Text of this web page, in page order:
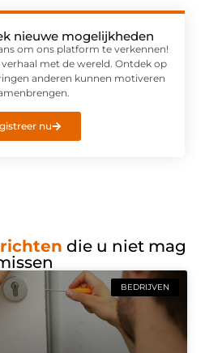
nieuwe mogelijkheden
om ons platform te verkennen!
met de wereld. Ontdek op
anderen kunnen motiveren
nu
die u niet mag
BEDRIJVEN